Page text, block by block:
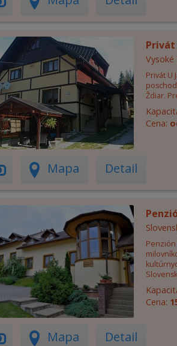
Privát
Privát U
Ždiar.
Cena:
Mapa Detail
Cena:
Mapa Detail